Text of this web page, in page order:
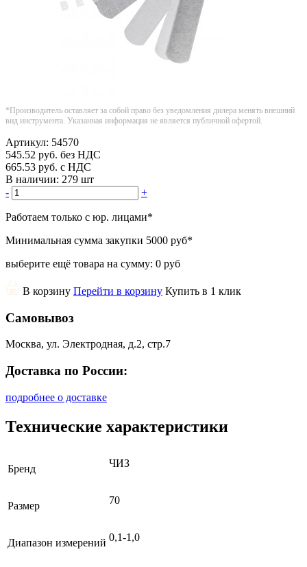
*Производитель оставляет за собой право без уведомления дилера менять внешний
вид инструмента. Указанная информация не является публичной офертой.
Артикул: 54570
545.52 руб. без НДС
665.53 руб. с НДС
В наличии: 279 шт
-
+
Работаем только с юр. лицами*
Минимальная сумма закупки 5000 руб*
выберите ещё товара на сумму: 0 руб
В корзину Перейти в корзину Купить в 1 клик
Самовывоз
Москва, ул. Электродная, д.2, стр.7
Доставка по России:
подробнее о доставке
Технические характеристики
Бренд ЧИЗ
Размер 70
Диапазон измерений 0,1-1,0